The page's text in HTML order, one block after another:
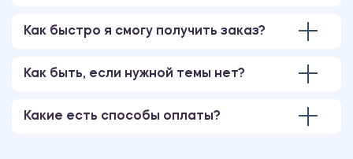
Как быстро я смогу получить заказ?
Как быть, если нужной темы нет?
Какие есть способы оплаты?